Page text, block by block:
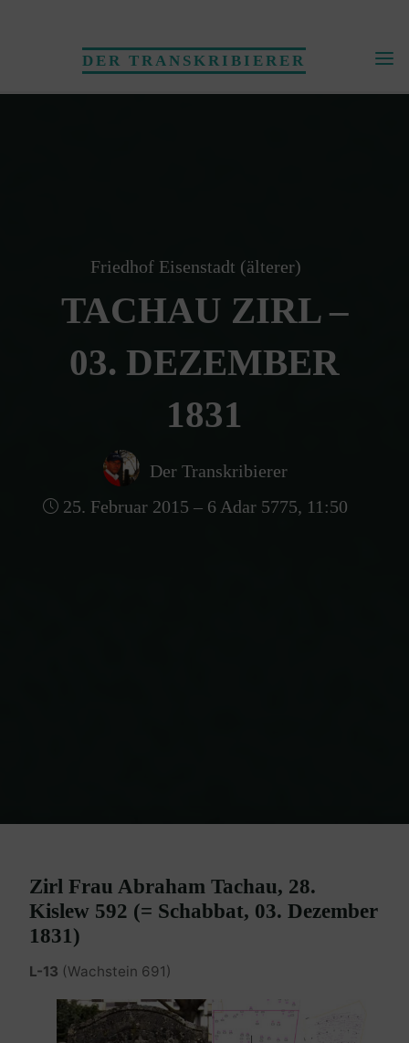
DER TRANSKRIBIERER
Friedhof Eisenstadt (älterer)
TACHAU ZIRL –
03. DEZEMBER
1831
Der Transkribierer
25. Februar 2015 – 6 Adar 5775, 11:50
Zirl Frau Abraham Tachau, 28.
Kislew 592 (= Schabbat, 03. Dezember
1831)
L-13 (Wachstein 691)